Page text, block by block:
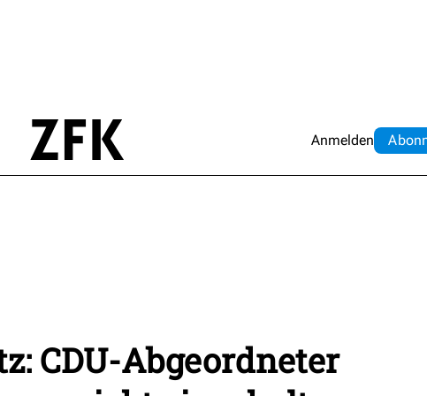
Anmelden Abo
CDU-Abgeordneter